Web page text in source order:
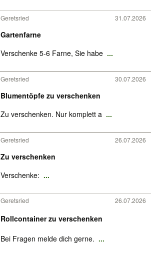
Geretsried 31.07.2026
Gartenfarne
Verschenke 5-6 Farne, Sie habe ...
Geretsried 30.07.2026
Blumentöpfe zu verschenken
Zu verschenken. Nur komplett a ...
Geretsried 26.07.2026
Zu verschenken
Verschenke: ...
Geretsried 26.07.2026
Rollcontainer zu verschenken
Bei Fragen melde dich gerne. ...